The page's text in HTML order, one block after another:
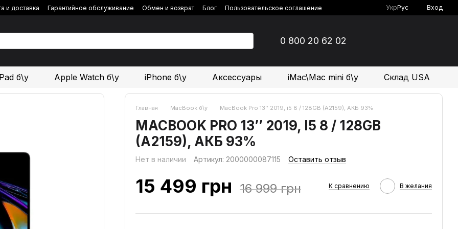
и доставка Гарантийное обслуживание Обмен и возврат Блог
Пользовательское соглашение
УкрРус Вход
0 800 20 62 02
б\у Apple Watch б\у iPhone б\у Аксессуары iMac\Mac mini б\у Склад USA
Главная MacBook б\у MacBook Pro 13’’ 2019, i5 8 / 128GB (A2159), АКБ 93%
MACBOOK PRO 13’’ 2019, I5 8 / 128GB
(A2159), АКБ 93%
Нет в наличии Артикул: 2000000087115 Оставить отзыв
15 499 грн 16 999 грн К сравнению В желания